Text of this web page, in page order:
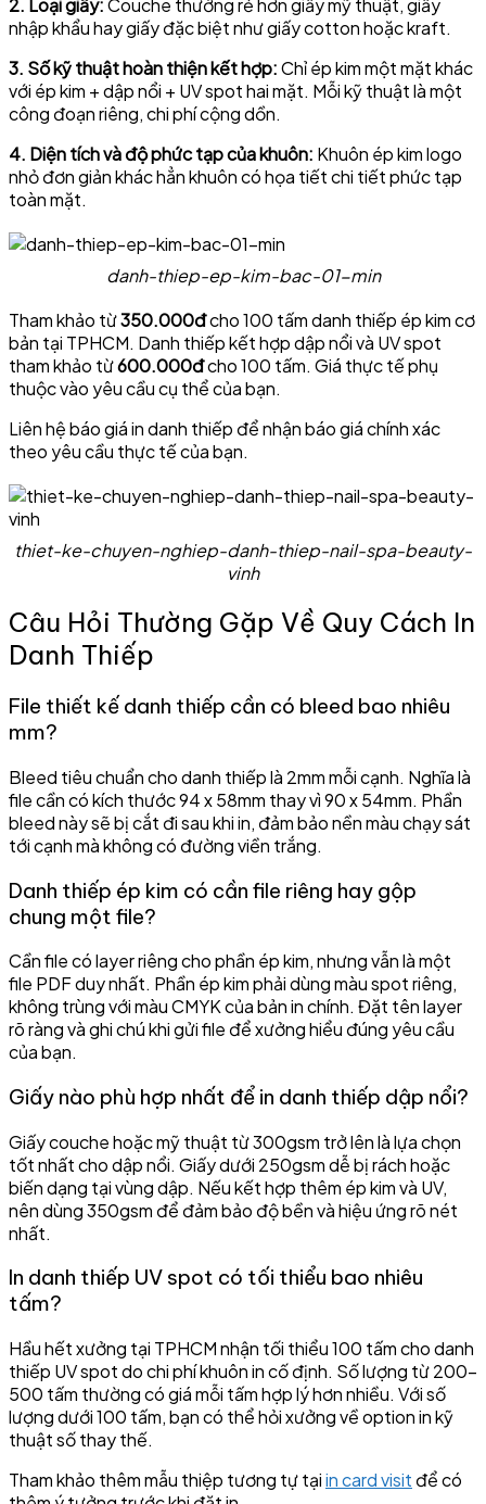
2. Loại giấy:Couche thường rẻ hơn giấy mỹ thuật, giấy
nhập khẩu hay giấy đặc biệt như giấy cotton hoặc kraft.
3. Số kỹ thuật hoàn thiện kết hợp:Chỉ ép kim một mặt khác
với ép kim + dập nổi + UV spot hai mặt. Mỗi kỹ thuật là một
công đoạn riêng, chi phí cộng dồn.
4. Diện tích và độ phức tạp của khuôn: Khuôn ép kim logo
nhỏ đơn giản khác hẳn khuôn có họa tiết chi tiết phức tạp
toàn mặt.
danh-thiep-ep-kim-bac-01-min
Tham khảo từ350.000đcho 100 tấm danh thiếp ép kim cơ
bản tại TPHCM. Danh thiếp kết hợp dập nổi và UV spot
tham khảo từ600.000đcho 100 tấm. Giá thực tế phụ
thuộc vào yêu cầu cụ thể của bạn.
Liên hệ báo giá in danh thiếp để nhận báo giá chính xác
theo yêu cầu thực tế của bạn.
thiet-ke-chuyen-nghiep-danh-thiep-nail-spa-beauty-
vinh
Câu Hỏi Thường Gặp Về Quy Cách In
Danh Thiếp
File thiết kế danh thiếp cần có bleed bao nhiêu
mm?
Bleed tiêu chuẩn cho danh thiếp là 2mm mỗi cạnh. Nghĩa là
file cần có kích thước 94 x 58mm thay vì 90 x 54mm. Phần
bleed này sẽ bị cắt đi sau khi in, đảm bảo nền màu chạy sát
tới cạnh mà không có đường viền trắng.
Danh thiếp ép kim có cần file riêng hay gộp
chung một file?
Cần file có layer riêng cho phần ép kim, nhưng vẫn là một
file PDF duy nhất. Phần ép kim phải dùng màu spot riêng,
không trùng với màu CMYK của bản in chính. Đặt tên layer
rõ ràng và ghi chú khi gửi file để xưởng hiểu đúng yêu cầu
của bạn.
Giấy nào phù hợp nhất để in danh thiếp dập nổi?
Giấy couche hoặc mỹ thuật từ 300gsm trở lên là lựa chọn
tốt nhất cho dập nổi. Giấy dưới 250gsm dễ bị rách hoặc
biến dạng tại vùng dập. Nếu kết hợp thêm ép kim và UV,
nên dùng 350gsm để đảm bảo độ bền và hiệu ứng rõ nét
nhất.
In danh thiếp UV spot có tối thiểu bao nhiêu
tấm?
Hầu hết xưởng tại TPHCM nhận tối thiểu 100 tấm cho danh
thiếp UV spot do chi phí khuôn in cố định. Số lượng từ 200–
500 tấm thường có giá mỗi tấm hợp lý hơn nhiều. Với số
lượng dưới 100 tấm, bạn có thể hỏi xưởng về option in kỹ
thuật số thay thế.
Tham khảo thêm mẫu thiệp tương tự tạiin card visit để có